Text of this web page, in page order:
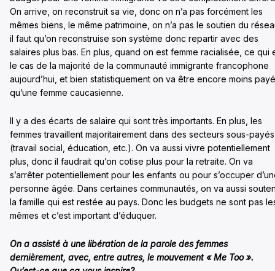
On arrive, on reconstruit sa vie, donc on n’a pas forcément les
mêmes biens, le même patrimoine, on n’a pas le soutien du
il faut qu’on reconstruise son système donc repartir avec des
salaires plus bas. En plus, quand on est femme racialisée, ce qui
le cas de la majorité de la communauté immigrante francophone
aujourd’hui, et bien statistiquement on va être encore moins payé
qu’une femme caucasienne.
Il y a des écarts de salaire qui sont très importants. En plus, les
femmes travaillent majoritairement dans des secteurs sous-payés
(travail social, éducation, etc.). On va aussi vivre potentiellement
plus, donc il faudrait qu’on cotise plus pour la retraite. On va
s’arrêter potentiellement pour les enfants ou pour s’occuper
personne âgée. Dans certaines communautés, on va aussi
la famille qui est restée au pays. Donc les budgets ne sont pas
mêmes et c’est important d’éduquer.
On a assisté à une libération de la parole des femmes
dernièrement, avec, entre autres, le mouvement « Me Too ».